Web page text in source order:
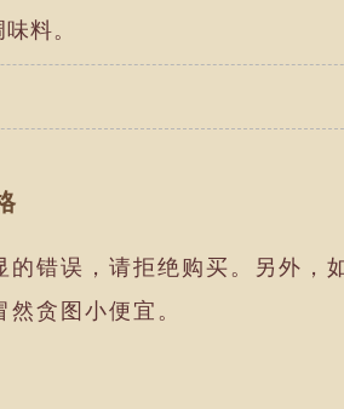
料。
错误，请拒绝购买。另外，
贪图小便宜。